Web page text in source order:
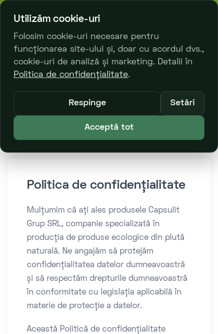
bl. Decebal 23/2
0
Politica de confidențialitate
Politica de confidențialitate
Mulțumim că ați ales produsele Capsulit
Grup SRL, companie specializată în
producția de produse ecologice din plută
naturală. Ne angajăm să protejăm
confidențialitatea datelor dumneavoastră
și să respectăm drepturile dumneavoastră
în conformitate cu legislația aplicabilă în
materie de protecție a datelor.
Această Politică de confidențialitate
Utilizăm cookie-uri
Folosim cookie-uri necesare pentru
funcționarea site-ului și, doar cu acordul dvs.,
cookie-uri de analiză și marketing. Detalii în
Politica de confidențialitate.
Respinge Setări
Acceptă tot